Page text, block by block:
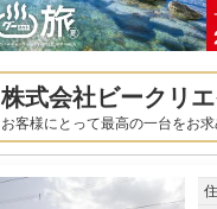
株式会社ビークリ
お客様にとって最高の一台をお